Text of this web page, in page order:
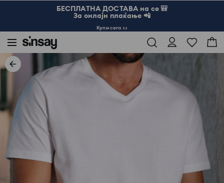
БЕСПЛАТНА ДОСТАВА на се 🎒
За онлајн плаќање 📲
Купи сега >>